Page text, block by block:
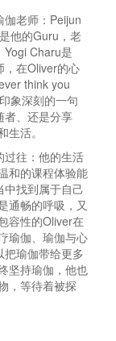
老师：Peijun
他的Guru，老
Yogi Charu是
，在Oliver的心
think you
象深刻的一句
者、还是分享
活。
过往：他的生活
和的课程体验能
找到属于自己
通畅的呼吸，又
容性的Oliver在
瑜伽、瑜伽与心
瑜伽带给更多
坚持瑜伽，他也
，等待着被探